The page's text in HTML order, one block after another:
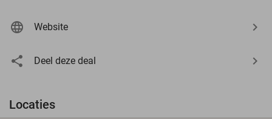
Website
Deel deze deal
Locaties